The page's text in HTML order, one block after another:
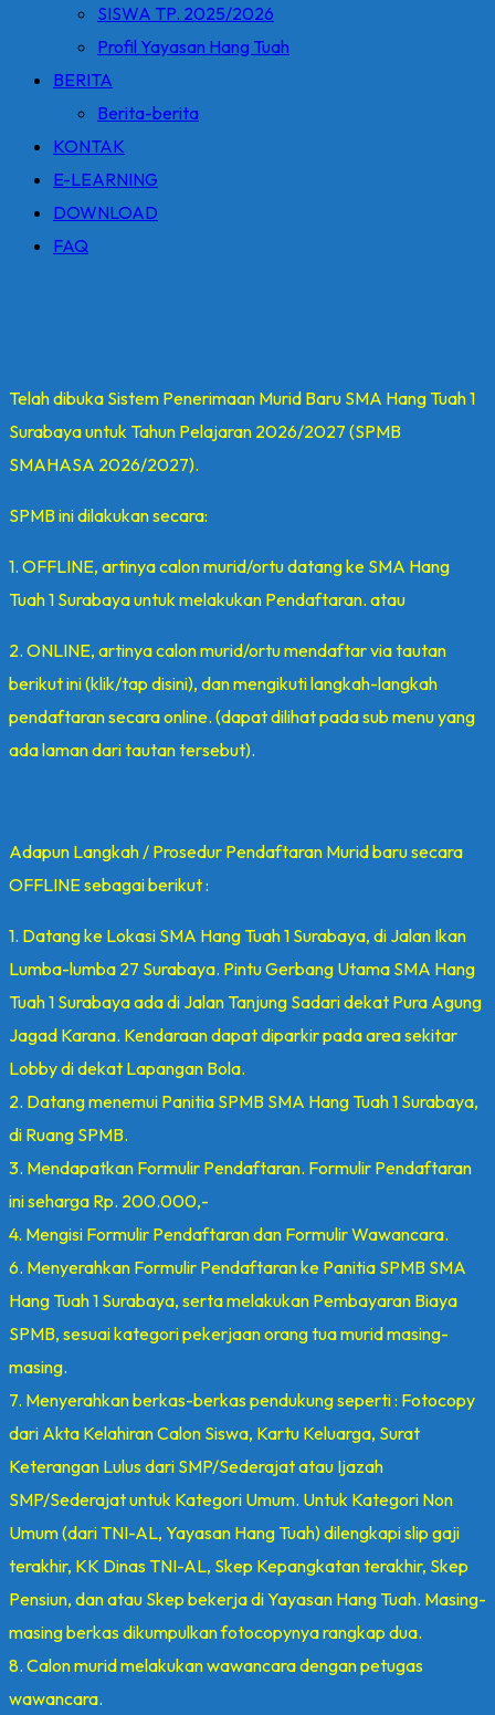
SISWA TP. 2025/2026
Profil Yayasan Hang Tuah
BERITA
Berita-berita
KONTAK
E-LEARNING
DOWNLOAD
FAQ
Telah dibuka Sistem Penerimaan Murid Baru SMA Hang Tuah 1
Surabaya untuk Tahun Pelajaran 2026/2027 (SPMB
SMAHASA 2026/2027).
SPMB ini dilakukan secara:
1. OFFLINE, artinya calon murid/ortu datang ke SMA Hang
Tuah 1 Surabaya untuk melakukan Pendaftaran. atau
2. ONLINE, artinya calon murid/ortu mendaftar via tautan
berikut ini (klik/tap disini), dan mengikuti langkah-langkah
pendaftaran secara online. (dapat dilihat pada sub menu yang
ada laman dari tautan tersebut).
Adapun Langkah / Prosedur Pendaftaran Murid baru secara
OFFLINE sebagai berikut :
1. Datang ke Lokasi SMA Hang Tuah 1 Surabaya, di Jalan Ikan
Lumba-lumba 27 Surabaya. Pintu Gerbang Utama SMA Hang
Tuah 1 Surabaya ada di Jalan Tanjung Sadari dekat Pura Agung
Jagad Karana. Kendaraan dapat diparkir pada area sekitar
Lobby di dekat Lapangan Bola.
2. Datang menemui Panitia SPMB SMA Hang Tuah 1 Surabaya,
di Ruang SPMB.
3. Mendapatkan Formulir Pendaftaran. Formulir Pendaftaran
ini seharga Rp. 200.000,-
4. Mengisi Formulir Pendaftaran dan Formulir Wawancara.
6. Menyerahkan Formulir Pendaftaran ke Panitia SPMB SMA
Hang Tuah 1 Surabaya, serta melakukan Pembayaran Biaya
SPMB, sesuai kategori pekerjaan orang tua murid masing-
masing.
7. Menyerahkan berkas-berkas pendukung seperti : Fotocopy
dari Akta Kelahiran Calon Siswa, Kartu Keluarga, Surat
Keterangan Lulus dari SMP/Sederajat atau Ijazah
SMP/Sederajat untuk Kategori Umum. Untuk Kategori Non
Umum (dari TNI-AL, Yayasan Hang Tuah) dilengkapi slip gaji
terakhir, KK Dinas TNI-AL, Skep Kepangkatan terakhir, Skep
Pensiun, dan atau Skep bekerja di Yayasan Hang Tuah. Masing-
masing berkas dikumpulkan fotocopynya rangkap dua.
8. Calon murid melakukan wawancara dengan petugas
wawancara.